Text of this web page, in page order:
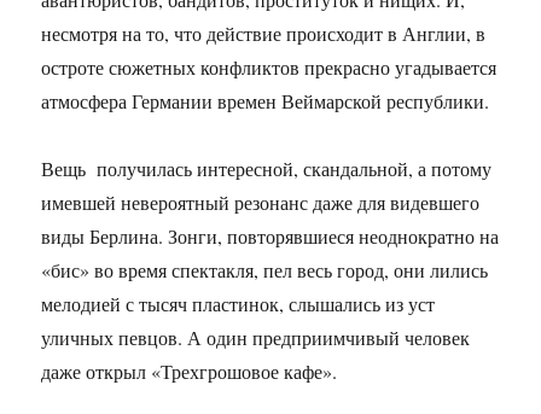
несмотря на то, что действие происходит в Англии, в
остроте сюжетных конфликтов прекрасно угадывается
атмосфера Германии времен Веймарской республики.
Вещь получилась интересной, скандальной, а потому
имевшей невероятный резонанс даже для видевшего
виды Берлина. Зонги, повторявшиеся неоднократно на
«бис» во время спектакля, пел весь город, они лились
мелодией с тысяч пластинок, слышались из уст
уличных певцов. А один предприимчивый человек
даже открыл «Трехгрошовое кафе».